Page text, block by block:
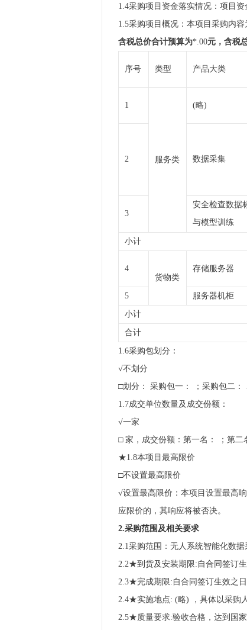
1.4采购项目资金落实情况：项目资
1.5采购项目概况：本项目采购内
含税总价合计预算为*.00元，含税
序号 类型 产品大类
1
服务类
(略)
2 数据采集
3
安全检查数据
与模型训练
小计
4
货物类
存储服务器
5 服务器机柜
小计
合计
1.6采购包划分：
√不划分
□划分： 采购包一： ；采购包二
1.7成交单位数量及成交份额：
√一家
□ 家，成交份额：第一名： ；第
★1.8本项目最高限价
□不设置最高限价
√设置最高限价：本项目设置最高
应限价的，其响应将被否决。
2.采购范围及相关要求
2.1采购范围：无人系统智能化数
2.2★到货及安装期限:自合同签订
2.3★完成期限:自合同签订生效之
2.4★实施地点: (略) ，具体以采购
2.5★质量要求:验收合格，达到国